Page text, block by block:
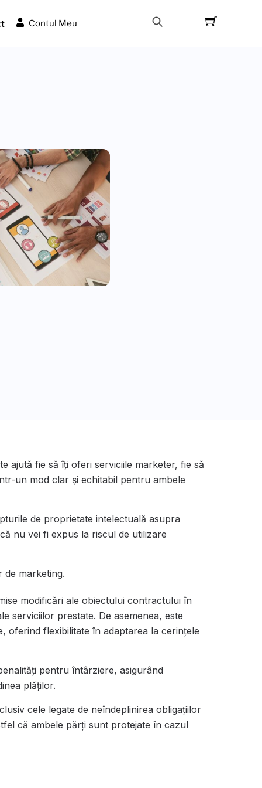
Contul Meu
ajută fie să îți oferi serviciile marketer, fie să
un mod clar și echitabil pentru ambele
de proprietate intelectuală asupra
nu vei fi expus la riscul de utilizare
de marketing.
modificări ale obiectului contractului în
serviciilor prestate. De asemenea, este
oferind flexibilitate în adaptarea la cerințele
pentru întârziere, asigurând
plăților.
cele legate de neîndeplinirea obligațiilor
că ambele părți sunt protejate în cazul